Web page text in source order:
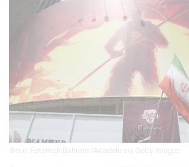
Фото: Fatemeh Bahrami/Anadolu via Getty Images